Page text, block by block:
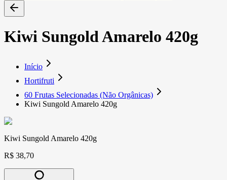
Kiwi Sungold Amarelo 420g
Início
Hortifruti
60 Frutas Selecionadas (Não Orgânicas)
Kiwi Sungold Amarelo 420g
Kiwi Sungold Amarelo 420g
R$ 38,70